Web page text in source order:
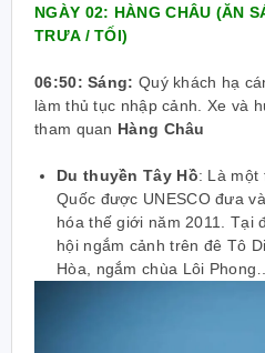
NGÀY 02: HÀNG CHÂU (ĂN
TRƯA / TỐI)
06:50: Sáng: Quý khách hạ
làm thủ tục nhập cảnh. Xe và
tham quan Hàng Châu
Du thuyền Tây Hồ: Là một
Quốc được UNESCO đưa
hóa thế giới năm 2011. Tại
hội ngắm cảnh trên đê Tô
Hòa, ngắm chùa Lôi Phong…